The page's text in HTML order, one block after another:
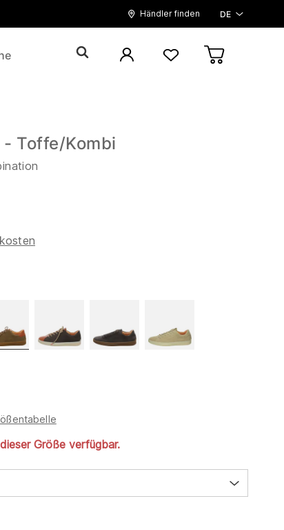
Händler finden DE
- Toffe/Kombi
Größe verfügbar.